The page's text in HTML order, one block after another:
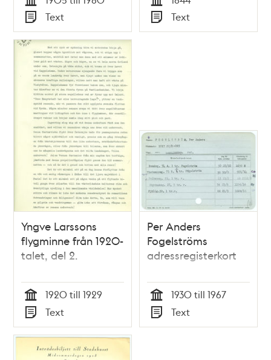
Tid
Typ
Text Tid
Typ
Text
Yngve Larssons
flygminne från 1920-
talet, del 2.
Tid
1920 till 1929
Typ
Text
Per Anders
Fogelströms
adressregisterkort
Tid
1930 till 1967
Typ
Text